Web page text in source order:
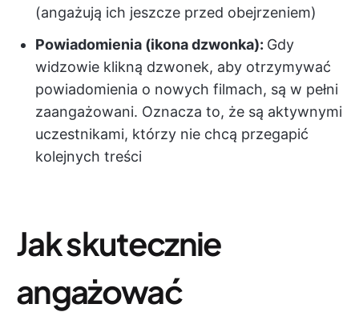
(angażują ich jeszcze przed obejrzeniem)
Powiadomienia (ikona dzwonka): Gdy
widzowie klikną dzwonek, aby otrzymywać
powiadomienia o nowych filmach, są w pełni
zaangażowani. Oznacza to, że są aktywnymi
uczestnikami, którzy nie chcą przegapić
kolejnych treści
Jak skutecznie
angażować